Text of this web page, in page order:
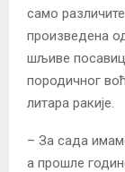
само
произведена
шљиве
породичног
литара ракије.
– За сада
а прошле